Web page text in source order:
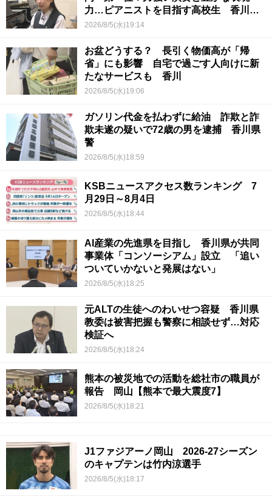
力…ピアニストを目指す高校生 香川
【青春のキセキ】
2026/8/5(水)19:14
お盆どうする？ 長引く物価高が「帰
省」にも影響 自宅で過ごす人向けに新
たなサービスも 香川
2026/8/5(水)19:06
ガソリン代金を払わずに給油 詐欺と詐
欺未遂の疑いで72歳の男を逮捕 香川県
警
2026/8/5(水)18:59
KSBニュースアクセス数ランキング 7
月29日～8月4日
2026/8/5(水)18:44
AI産業の先進県を目指し 香川県が共同
事業体「コンソーシアム」設立 「追い
ついていかないと発展はない」
2026/8/5(水)18:25
元ALTの生徒へのわいせつ容疑 香川県
教委は被害把握も警察に相談せず…対応
検証へ
2026/8/5(水)18:24
熊本の被災地での活動を総社市の職員が
報告 岡山【熊本で最大震度7】
2026/8/5(水)18:21
J1ファジアーノ岡山 2026-27シーズン
のキャプテンは竹内涼選手
2026/8/5(水)18:17